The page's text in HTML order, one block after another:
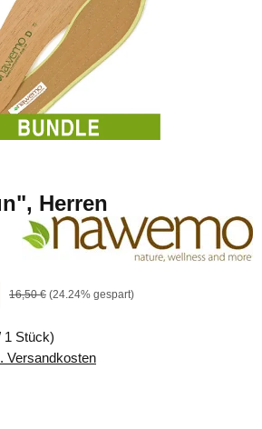
Herren
Regulärer Preis:
16,50 € (24.24% gespart)
1 Stück)
Versandkosten
von 5 von 5 Sternen